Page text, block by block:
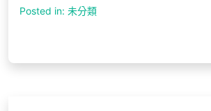
Posted in: 未分類